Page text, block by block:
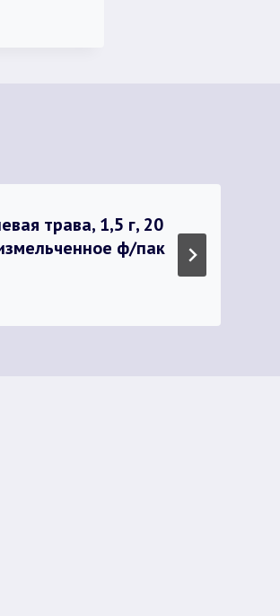
трава, 1,5 г, 20
ф/пак